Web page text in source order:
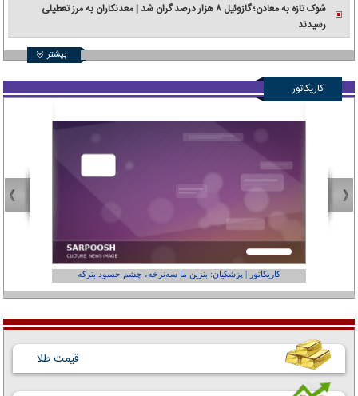
شوک تازه به معادن؛ گازوئیل ۸ هزار درصد گران شد | معدنکاران به مرز تعطیلی
رسیدند
بیشتر
کاریکاتور
کاریکاتور | پزشکیان: بنزین ما سه‌نرخه، چشم حسود بترکه
قیمت طلا